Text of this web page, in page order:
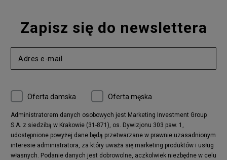
Zapisz się do newslettera
Oferta damska Oferta męska
Administratorem danych osobowych jest Marketing Investment Group
S.A. z siedzibą w Krakowie (31-871), os. Dywizjonu 303 paw. 1,
udostępnione powyżej dane będą przetwarzane w prawnie uzasadnionym
interesie administratora, za który uważa się marketing produktów i usług
własnych. Podanie danych jest dobrowolne, aczkolwiek niezbędne w celu